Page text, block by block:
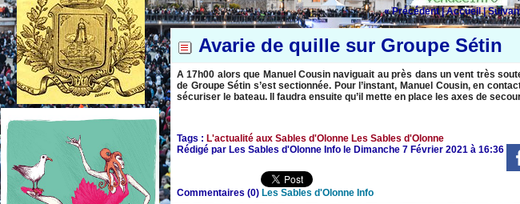
« Précédent |Accueil |
Avarie de quille sur Groupe Sétin
A 17h00 alors que Manuel Cousin naviguait au près dans un vent très
de Groupe Sétin s’est sectionnée. Pour l’instant, Manuel Cousin, en
sécuriser le bateau. Il faudra ensuite qu’il mette en place les axes de
Tags : L'actualité aux Sables d'Olonne Les Sables d'Olonne
Rédigé par Les Sables d'Olonne Info le Dimanche 7 Février 2021 à 16:36
Commentaires (0) Les Sables d'Olonne Info